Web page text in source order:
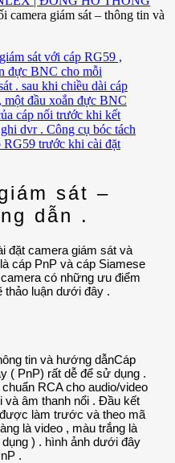
camera giám sát – thông tin và
sát –
dẫn .
đặt camera giám sát và
cáp PnP và cáp Siamese
có những ưu điểm
luận dưới đây .
Cáp
( PnP) rất dễ để sử dụng .
RCA cho audio/video
và âm thanh nổi . Đầu kết
làm trước và theo mã
là video , màu trắng là
) . hình ảnh dưới đây
.